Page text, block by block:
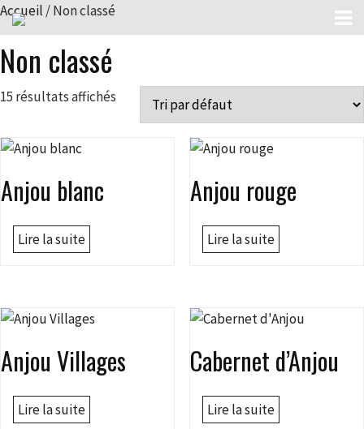
Accueil / Non classé
Non classé
15 résultats affichés
Anjou blanc
Lire la suite
Anjou rouge
Lire la suite
Anjou Villages
Lire la suite
Cabernet d’Anjou
Lire la suite